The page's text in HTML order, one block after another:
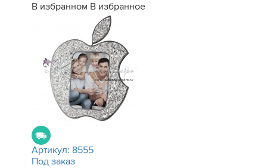
В избранном В избранное
Артикул: 8555
Под заказ